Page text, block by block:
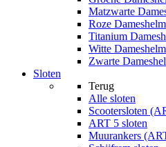
Matzwarte
Roze Dameshelm
Titanium
Witte Dameshelm
Zwarte
Sloten
Terug
Alle sloten
Scootersloten
ART 5 sloten
Muurankers